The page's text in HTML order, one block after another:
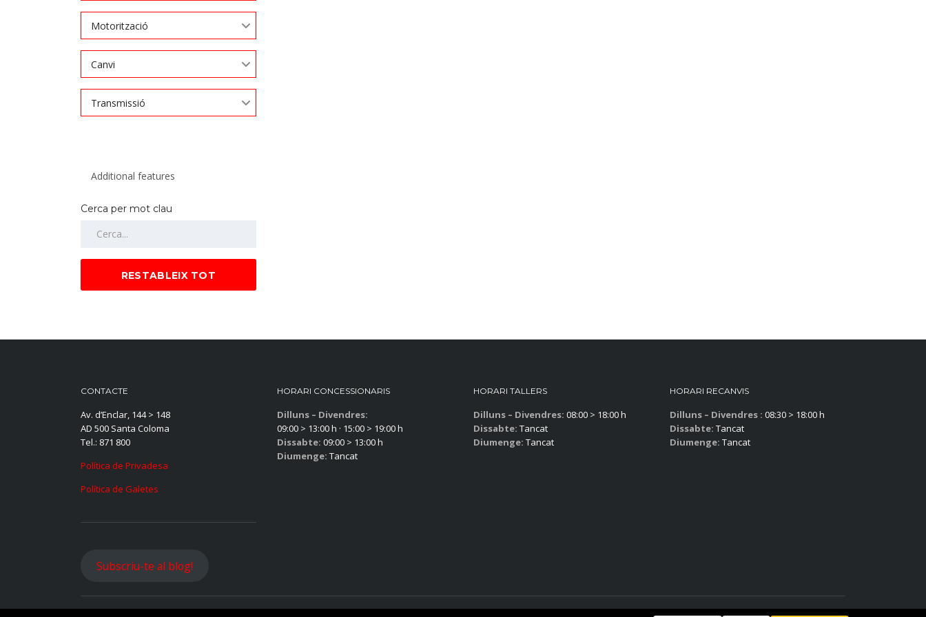
Motorització
Canvi
Transmissió
Cerca per mot clau
RESTABLEIX TOT
CONTACTE
Av. d’Enclar, 144 > 148
AD 500 Santa Coloma
Tel.: 871 800
Política de Privadesa
Política de Galetes
HORARI CONCESSIONARIS
Dilluns – Divendres:
09:00 > 13:00 h · 15:00 > 19:00 h
Dissabte: 09:00 > 13:00 h
Diumenge: Tancat
HORARI TALLERS
Dilluns – Divendres: 08:00 > 18:00 h
Dissabte: Tancat
Diumenge: Tancat
HORARI RECANVIS
Dilluns – Divendres : 08:30 > 18:00 h
Dissabte: Tancat
Diumenge: Tancat
Subscriu-te al blog!